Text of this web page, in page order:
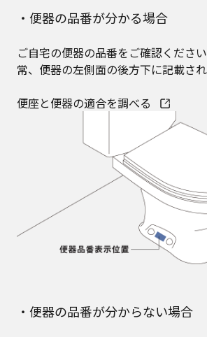
・便器の品番が分かる場合
ご自宅の便器の品番をご確認くださ
常、便器の左側面の後方下に記載され
便座と便器の適合を調べる
・便器の品番が分からない場合